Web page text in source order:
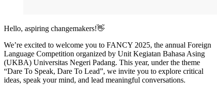
Hello, aspiring changemakers!👋
We’re excited to welcome you to FANCY 2025, the annual Foreign
Language Competition organized by Unit Kegiatan Bahasa Asing
(UKBA) Universitas Negeri Padang. This year, under the theme
“Dare To Speak, Dare To Lead”, we invite you to explore critical
ideas, speak your mind, and lead meaningful conversations.